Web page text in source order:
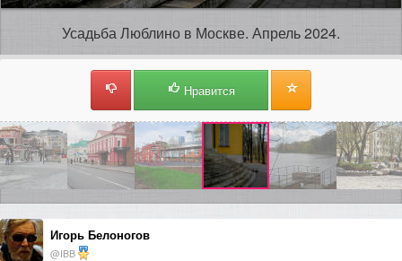
Усадьба Люблино в Москве. Апрель 2024.
Нравится
Игорь Белоногов
@IBB